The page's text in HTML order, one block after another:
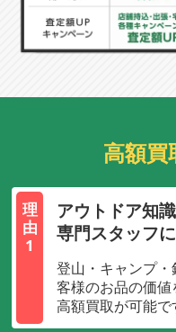
高額買
理
由
1
アウトドア知
専門スタッフ
登山・キャンプ
客様のお品の価値
高額買取が可能で